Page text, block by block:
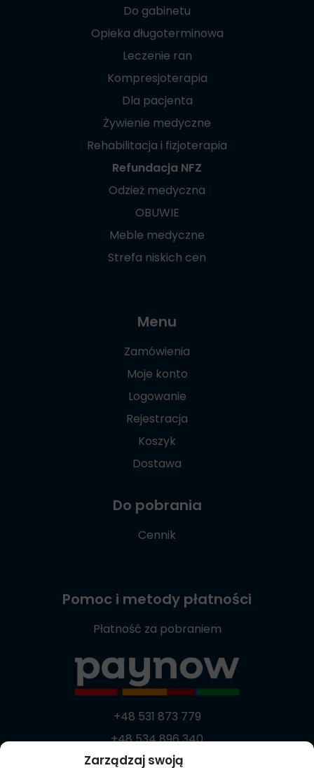
Zarządzaj swoją
Do gabinetu
Opieka długoterminowa
Leczenie ran
Kompresjoterapia
Dla pacjenta
Żywienie medyczne
Rehabilitacja i fizjoterapia
Refundacja NFZ
Odzież medyczna
OBUWIE
Meble medyczne
Strefa niskich cen
Menu
Zamówienia
Moje konto
Logowanie
Rejestracja
Koszyk
Dostawa
Do pobrania
Cennik
Pomoc i metody płatności
Płatność za pobraniem
+48 531 873 779
+48 534 896 340
+48 537 869 373